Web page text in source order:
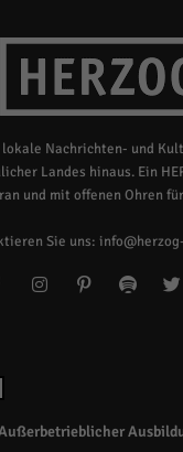
lokale Nachrichten- und
Landes hinaus. Ein
und mit offenen Ohren
Sie uns: